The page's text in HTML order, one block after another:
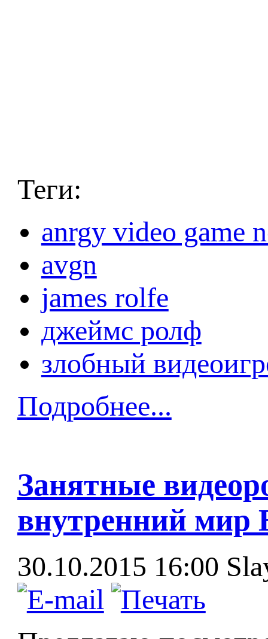
Теги:
anrgy video game
avgn
james rolfe
джеймс ролф
злобный
Подробнее...
Занятные
внутренний мир
30.10.2015 16:00